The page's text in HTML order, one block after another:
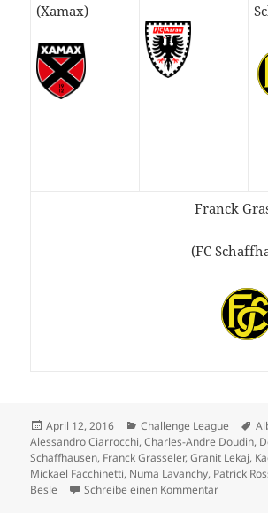
(Xamax)
Franck
(FC
Veröffentlicht
am
April 12, 2016 Kategorien
Challenge League
Alessandro Ciarrocchi,Charles-Andre Doudin,
Schaffhausen, Franck Grasseler,Granit Lekaj,
Mickael Facchinetti, Numa Lavanchy, Patrick
Besle
Schreibe einen Kommentarzu So